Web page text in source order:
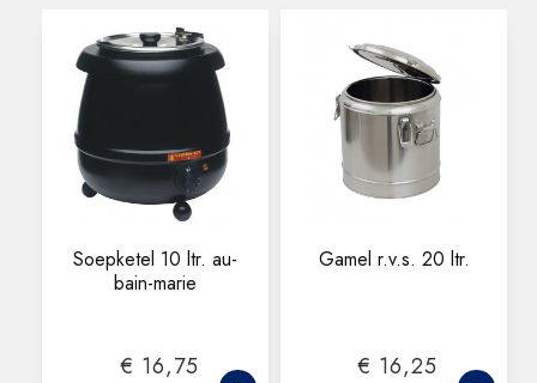
Soepketel 10 ltr. au-
bain-marie
€ 16,75
Gamel r.v.s. 20 ltr.
€ 16,25